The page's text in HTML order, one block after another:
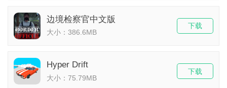
边境检察官中文版
大小：386.6MB
下载
Hyper Drift
大小：75.79MB
下载